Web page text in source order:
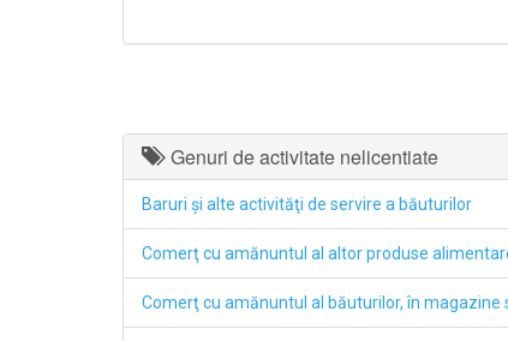
Genuri de activitate nelicentiate
Baruri şi alte activităţi de servire a băuturilor
Comerţ cu amănuntul al altor produse
Comerţ cu amănuntul al băuturilor, în magazine